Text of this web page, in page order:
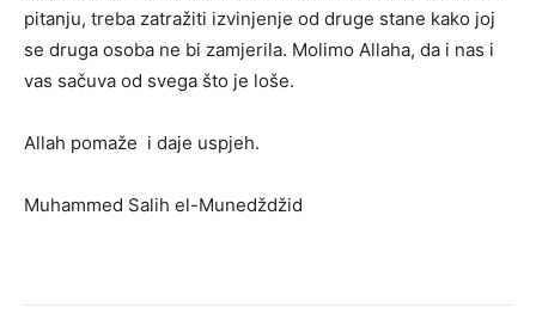
pitanju, treba zatražiti izvinjenje od druge stane kako joj
se druga osoba ne bi zamjerila. Molimo Allaha, da i nas i
vas sačuva od svega što je loše.
Allah pomaže i daje uspjeh.
Muhammed Salih el-Munedždžid